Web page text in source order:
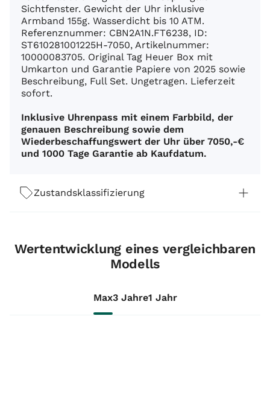
Sichtfenster. Gewicht der Uhr inklusive
Armband 155g. Wasserdicht bis 10 ATM.
Referenznummer: CBN2A1N.FT6238, ID:
ST610281001225H-7050, Artikelnummer:
10000083705. Original Tag Heuer Box mit
Umkarton und Garantie Papiere von 2025 sowie
Beschreibung, Full Set. Ungetragen. Lieferzeit
sofort.
Inklusive Uhrenpass mit einem Farbbild, der
genauen Beschreibung sowie dem
Wiederbeschaffungswert der Uhr über 7050,-€
und 1000 Tage Garantie ab Kaufdatum.
Zustandsklassifizierung
Wertentwicklung eines vergleichbaren
Modells
Max3 Jahre1 Jahr